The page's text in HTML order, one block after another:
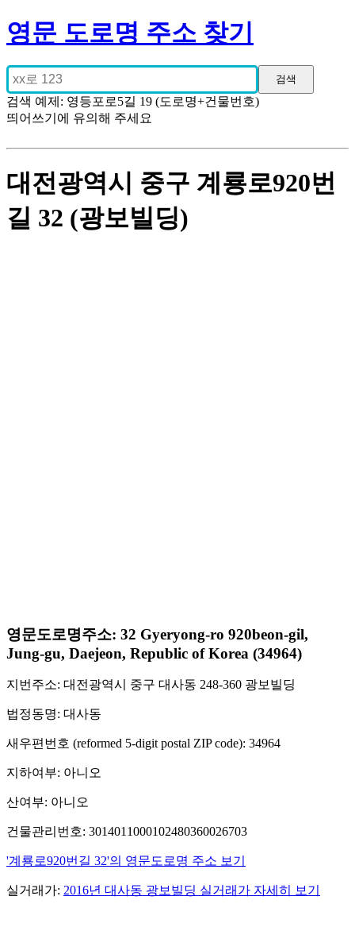
영문 도로명 주소 찾기
검색 예제: 영등포로5길 19 (도로명+건물번호)
띄어쓰기에 유의해 주세요
대전광역시 중구 계룡로920번
길 32 (광보빌딩)
영문도로명주소: 32 Gyeryong-ro 920beon-gil,
Jung-gu, Daejeon, Republic of Korea (34964)
지번주소: 대전광역시 중구 대사동 248-360 광보빌딩
법정동명: 대사동
새우편번호 (reformed 5-digit postal ZIP code): 34964
지하여부: 아니오
산여부: 아니오
건물관리번호: 3014011000102480360026703
'계룡로920번길 32'의 영문도로명 주소 보기
실거래가: 2016년 대사동 광보빌딩 실거래가 자세히 보기